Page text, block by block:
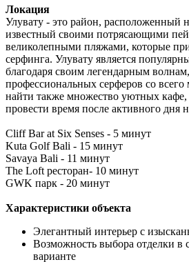
Локация
Улувату - это район, расположенный
известный своими потрясающими
великолепными пляжами, которые
серфинга. Улувату является
благодаря своим легендарным
профессиональных серферов со
найти также множество уютных кафе,
провести время после активного дня
Cliff Bar at Six Senses - 5 минут
Kuta Golf Bali - 15 минут
Savaya Bali - 11 минут
The Loft ресторан- 10 минут
GWK парк - 20 минут
Характеристики объекта
Элегантный интерьер с
Возможность выбора отделки в
варианте